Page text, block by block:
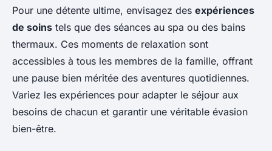
Pour une détente ultime, envisagez des expériences
de soins tels que des séances au spa ou des bains
thermaux. Ces moments de relaxation sont
accessibles à tous les membres de la famille, offrant
une pause bien méritée des aventures quotidiennes.
Variez les expériences pour adapter le séjour aux
besoins de chacun et garantir une véritable évasion
bien-être.